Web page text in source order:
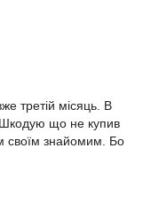
третій місяць. В
Шкодую що не купив
своїм знайомим. Бо